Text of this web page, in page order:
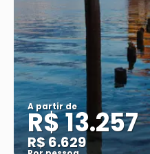
A partir de
R$ 13.257
R$ 6.629